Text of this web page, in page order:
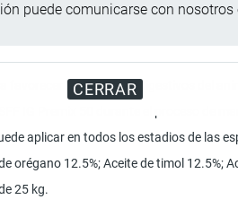
puede comunicarse con nosotros
CERRAR
a favorecer los procesos digestivos del
aplicar en todos los estadios de las
orégano 12.5%; Aceite de timol 12.5%;
25 kg.